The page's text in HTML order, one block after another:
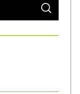
S
A
C